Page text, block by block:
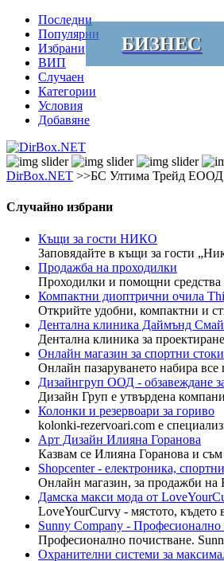
Последни
Популярни
Избрани
ВИП
Случаен
Категории
Условия
Добавяне
БИЗНЕС
DirBox.NET >>БС Ултима Трейд ЕООД
Случайно избрани
Къщи за гости НИКО
Заповядайте в къщи за гости
Продажба на проходилки
Проходилки и помощни средства
Компактни диоптрични очила
Открийте удобни, компактни и
Дентална клиника Даймънд
Дентална клиника за
Онлайн магазин за спортни стоки
Онлайн пазаруването набира все
Дизайнгруп ООД - обзавеждане
Дизайн Груп е утвърдена
Колонки и резервоари за гориво
kolonki-rezervoari.com е
Арт Дизайн Илияна Горанова
Казвам се Илияна Горанова и
Shopcenter - електроника,
Онлайн магазин, за продажби на
Дамска макси мода от
LoveYourCurvy - мястото, където
Sunny Company - Професионално
Професионално почистване.
Охранителни системи за